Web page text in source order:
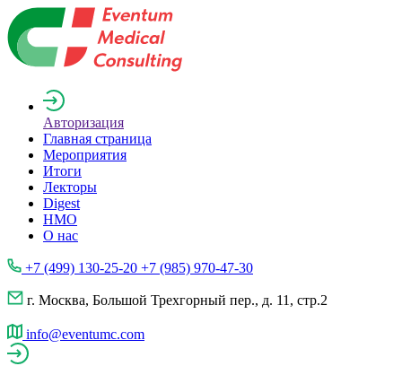
Авторизация
Главная страница
Мероприятия
Итоги
Лекторы
Digest
НМО
О нас
+7 (499) 130-25-20 +7 (985) 970-47-30
г. Москва, Большой Трехгорный пер., д. 11, стр.2
info@eventumc.com